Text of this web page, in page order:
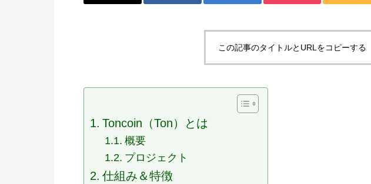
この記事のタイトルとURLをコピーする
Toncoin（Ton）とは
概要
プロジェクト
仕組み＆特徴